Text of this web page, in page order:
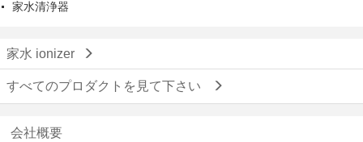
家水清浄器
家水 ionizer
すべてのプロダクトを見て下さい
会社概要